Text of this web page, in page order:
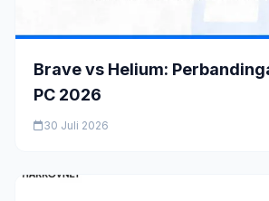
Brave vs Helium:
PC 2026
30 Juli 2026